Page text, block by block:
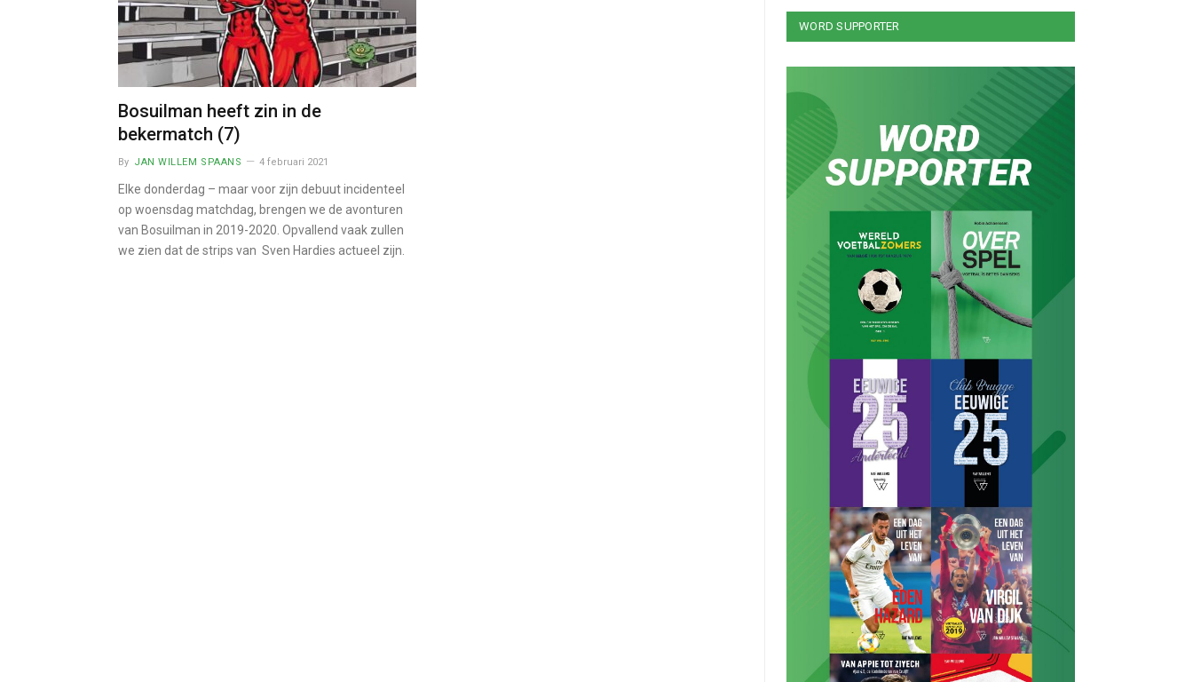
Bosuilman heeft zin in de
bekermatch (7)
By JAN WILLEM SPAANS 4 februari 2021
Elke donderdag – maar voor zijn debuut incidenteel
op woensdag matchdag, brengen we de avonturen
van Bosuilman in 2019-2020. Opvallend vaak zullen
we zien dat de strips van Sven Hardies actueel zijn.
WORD SUPPORTER